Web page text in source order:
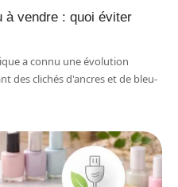
à vendre : quoi éviter
a connu une évolution
des clichés d'ancres et de bleu-